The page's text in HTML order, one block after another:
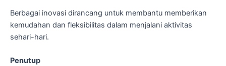
Berbagai inovasi dirancang untuk membantu memberikan
kemudahan dan fleksibilitas dalam menjalani aktivitas
sehari-hari.
Penutup